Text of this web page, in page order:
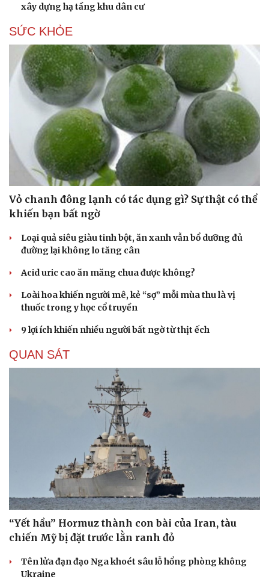
Cải chính
xây dựng hạ tầng khu dân cư
SỨC KHỎE
Vỏ chanh đông lạnh có tác dụng gì? Sự thật có thể
khiến bạn bất ngờ
Loại quả siêu giàu tinh bột, ăn xanh vẫn bổ dưỡng đủ
đường lại không lo tăng cân
Acid uric cao ăn măng chua được không?
Loài hoa khiến người mê, kẻ “sợ” mỗi mùa thu là vị
thuốc trong y học cổ truyền
9 lợi ích khiến nhiều người bất ngờ từ thịt ếch
QUAN SÁT
“Yết hầu” Hormuz thành con bài của Iran, tàu
chiến Mỹ bị đặt trước lằn ranh đỏ
Tên lửa đạn đạo Nga khoét sâu lỗ hổng phòng không
Ukraine